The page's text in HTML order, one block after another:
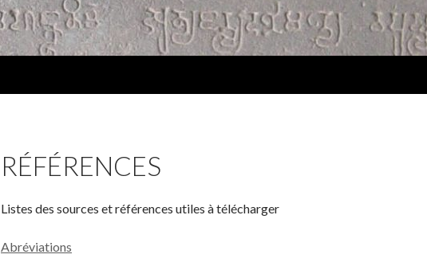
RÉFÉRENCES
Listes des sources et références utiles à télécharger
Abréviations